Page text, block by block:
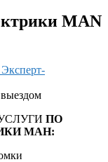
MAN
ПО
МАН: